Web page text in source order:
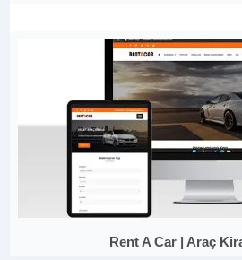
Rent A Car | Araç